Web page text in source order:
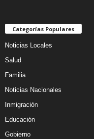
Categorías Populares
Noticias Locales
Salud
Familia
Noticias Nacionales
Inmigración
Educación
Gobierno